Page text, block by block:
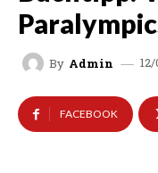
By Admin
FACEBOOK